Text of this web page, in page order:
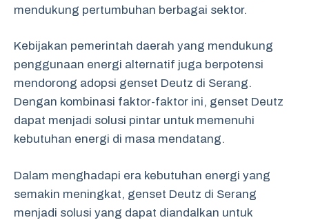
mendukung pertumbuhan berbagai sektor.
Kebijakan pemerintah daerah yang mendukung
penggunaan energi alternatif juga berpotensi
mendorong adopsi genset Deutz di Serang.
Dengan kombinasi faktor-faktor ini, genset Deutz
dapat menjadi solusi pintar untuk memenuhi
kebutuhan energi di masa mendatang.
Dalam menghadapi era kebutuhan energi yang
semakin meningkat, genset Deutz di Serang
menjadi solusi yang dapat diandalkan untuk